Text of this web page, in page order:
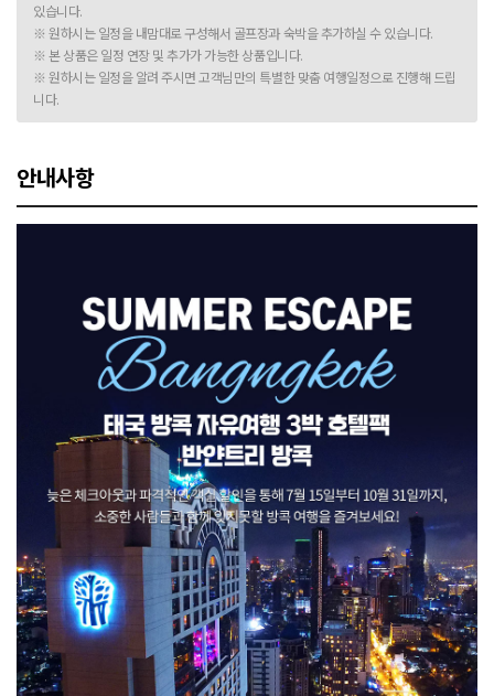
있습니다.
※ 원하시는 일정을 내맘대로 구성해서 골프장과 숙박을 추가하실 수 있습니다.
※ 본 상품은 일정 연장 및 추가가 가능한 상품입니다.
※ 원하시는 일정을 알려 주시면 고객님만의 특별한 맞춤 여행일정으로 진행해 드립
니다.
안내사항